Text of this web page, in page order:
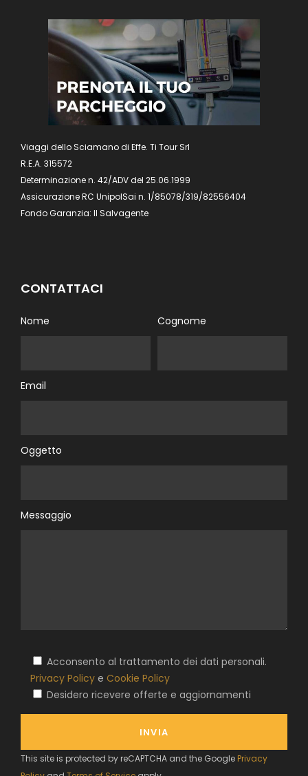
Viaggi dello Sciamano di Effe. Ti Tour Srl
R.E.A. 315572
Determinazione n. 42/ADV del 25.06.1999
Assicurazione RC UnipolSai n. 1/85078/319/82556404
Fondo Garanzia: Il Salvagente
CONTATTACI
Nome Cognome
Email
Oggetto
Messaggio
Acconsento al trattamento dei dati personali.
Privacy Policy e Cookie Policy
Desidero ricevere offerte e aggiornamenti
This site is protected by reCAPTCHA and the Google Privacy